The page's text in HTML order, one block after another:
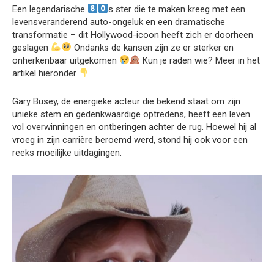
Een legendarische
s ster die te maken kreeg met een
levensveranderend auto-ongeluk en een dramatische
transformatie – dit Hollywood-icoon heeft zich er doorheen
geslagen
Ondanks de kansen zijn ze er sterker en
onherkenbaar uitgekomen
Kun je raden wie? Meer in het
artikel hieronder
Gary Busey, de energieke acteur die bekend staat om zijn
unieke stem en gedenkwaardige optredens, heeft een leven
vol overwinningen en ontberingen achter de rug. Hoewel hij al
vroeg in zijn carrière beroemd werd, stond hij ook voor een
reeks moeilijke uitdagingen.